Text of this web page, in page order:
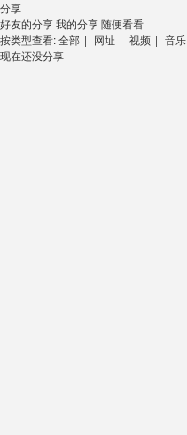
分享
好友的分享我的分享随便看看
按类型查看:全部 | 网址 | 视频 | 音乐
现在还没分享